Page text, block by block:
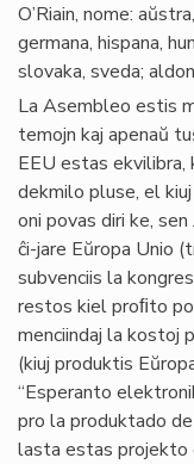
O’Riain, nome:
germana, hispana,
slovaka, sveda;
La Asembleo estis
temojn kaj apenaŭ
EEU estas ekvilibra,
dekmilo pluse, el
oni povas diri ke,
ĉi-jare Eŭropa Unio
subvenciis la
restos kiel proﬁto
menciindaj la kostoj
(kiuj produktis
“Esperanto
pro la produktado
lasta estas projekto